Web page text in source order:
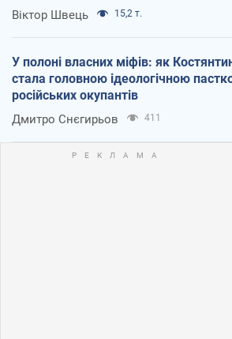
Віктор Швець 15,2 т.
У полоні власних міфів: як
стала головною ідеологічною
російських окупантів
Дмитро Снєгирьов 411